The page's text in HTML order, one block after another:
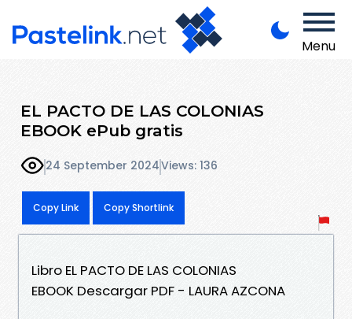
Menu
EL PACTO DE LAS COLONIAS
EBOOK ePub gratis
24 September 2024Views: 136
Copy Link Copy Shortlink
Libro EL PACTO DE LAS COLONIAS
EBOOK Descargar PDF - LAURA AZCONA